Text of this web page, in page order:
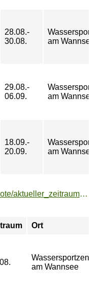
28.08.-
30.08.
am Wannsee
29.08.-
06.09.
am Wannsee
18.09.-
20.09.
am Wannsee
https://www.fu-sport.de/angebote/aktueller_zeitraum/_Pump_Foiling.html
Ort
Wassersportzentrum
am Wannsee